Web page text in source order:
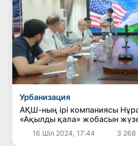
Урбанизация
АҚШ-ның ірі компаниясы
«Ақылды қала» жобасын
16 Шіл 2024, 17:44 3 268